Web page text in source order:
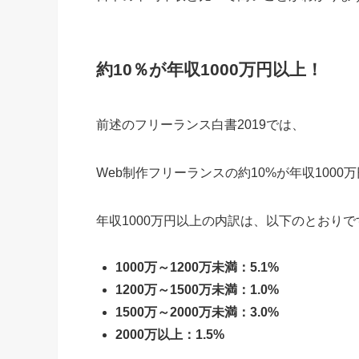
約10％が年収1000万円以上！
前述のフリーランス白書2019では、
Web制作フリーランスの約10%が年収1000万
年収1000万円以上の内訳は、以下のとおりで
1000万～1200万未満：5.1%
1200万～1500万未満：1.0%
1500万～2000万未満：3.0%
2000万以上：1.5%